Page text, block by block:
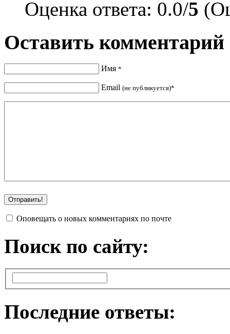
Оценка ответа: 0.0/5
Оставить комментарий
Имя *
Email (не публикуется)*
Оповещать о новых комментариях по почте
Поиск по сайту:
Последние ответы: